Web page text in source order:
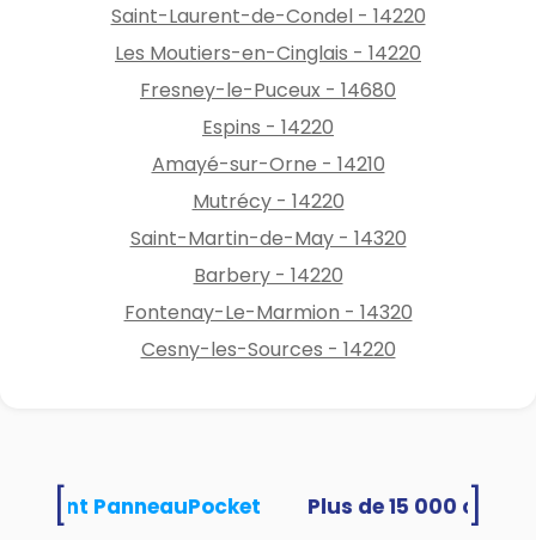
Saint-Laurent-de-Condel - 14220
Les Moutiers-en-Cinglais - 14220
Fresney-le-Puceux - 14680
Espins - 14220
Amayé-sur-Orne - 14210
Mutrécy - 14220
Saint-Martin-de-May - 14320
Barbery - 14220
Fontenay-Le-Marmion - 14320
Cesny-les-Sources - 14220
PanneauPocket